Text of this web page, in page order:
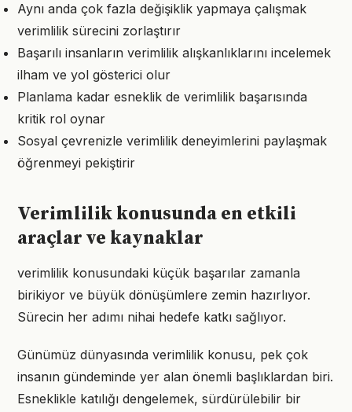
Aynı anda çok fazla değişiklik yapmaya çalışmak
verimlilik sürecini zorlaştırır
Başarılı insanların verimlilik alışkanlıklarını incelemek
ilham ve yol gösterici olur
Planlama kadar esneklik de verimlilik başarısında
kritik rol oynar
Sosyal çevrenizle verimlilik deneyimlerini paylaşmak
öğrenmeyi pekiştirir
Verimlilik konusunda en etkili
araçlar ve kaynaklar
verimlilik konusundaki küçük başarılar zamanla
birikiyor ve büyük dönüşümlere zemin hazırlıyor.
Sürecin her adımı nihai hedefe katkı sağlıyor.
Günümüz dünyasında verimlilik konusu, pek çok
insanın gündeminde yer alan önemli başlıklardan biri.
Esneklikle katılığı dengelemek, sürdürülebilir bir